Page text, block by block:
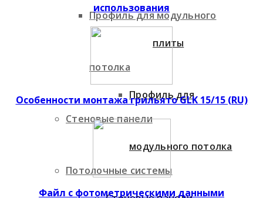
Профиль для модульного
потолка
Стеновые панели
Потолочные системы
плиты
Профиль для
модульного потолка
использования
Особенности монтажа грильято GLK 15/15 (RU)
Файл с фотометрическими данными